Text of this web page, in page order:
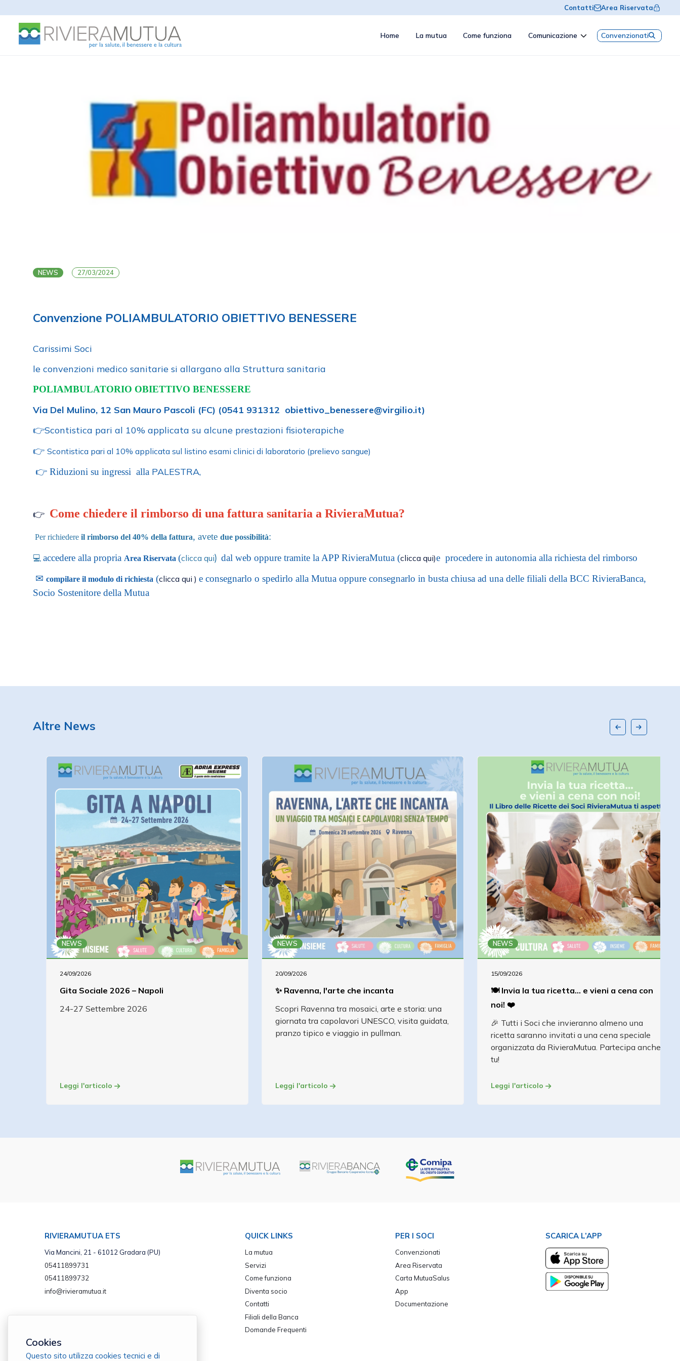
Contatti Area Riservata
Home La mutua Come funziona Comunicazione Convenzionati
NEWS 27/03/2024
Convenzione POLIAMBULATORIO OBIETTIVO BENESSERE
Carissimi Soci
le convenzioni medico sanitarie si allargano alla Struttura sanitaria
POLIAMBULATORIO OBIETTIVO BENESSERE
Via Del Mulino, 12 San Mauro Pascoli (FC) (0541 931312 obiettivo_benessere@virgilio.it)
👉Scontistica pari al 10% applicata su alcune prestazioni fisioterapiche
👉 Scontistica pari al 10% applicata sul listino esami clinici di laboratorio (prelievo sangue)
👉 Riduzioni su ingressi alla PALESTRA,
👉 Come chiedere il rimborso di una fattura sanitaria a RivieraMutua?
Perrichiedere il rimborso del 40% della fattura, avete due possibilità:
💻 accedere alla propria Area Riservata (clicca qui) dal web oppure tramite la APP RivieraMutua (clicca qui)e procedere in autonomia alla richiesta del rimborso
✉ compilare il modulo di richiesta (clicca qui ) e consegnarlo o spedirlo alla Mutua oppure consegnarlo in busta chiusa ad una delle filiali della BCC RivieraBanca,
Socio Sostenitore della Mutua
Altre News
NEWS
24/09/2026
Gita Sociale 2026 – Napoli
24-27 Settembre 2026
Leggi l'articolo
NEWS
20/09/2026
✨ Ravenna, l'arte che incanta
Scopri Ravenna tra mosaici, arte e storia: una
giornata tra capolavori UNESCO, visita guidata,
pranzo tipico e viaggio in pullman.
Leggi l'articolo
NEWS
15/09/2026
🍽️ Invia la tua ricetta... e vieni a cena con
noi! ❤️
🎉 Tutti i Soci che invieranno almeno una
ricetta saranno invitati a una cena speciale
organizzata da RivieraMutua. Partecipa anche
tu!
Leggi l'articolo
RIVIERAMUTUA ETS
Via Mancini, 21 - 61012 Gradara (PU)
05411899731
05411899732
info@rivieramutua.it
QUICK LINKS
La mutua
Servizi
Come funziona
Diventa socio
Contatti
Filiali della Banca
Domande Frequenti
PER I SOCI
Convenzionati
Area Riservata
Carta MutuaSalus
App
Documentazione
SCARICA L’APP
Cookies
Questo sito utilizza cookies tecnici e di